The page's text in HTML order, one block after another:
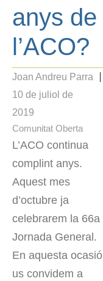
anys de
l’ACO?
Joan Andreu Parra
10 de juliol de
2019
Comunitat Oberta
L’ACO continua
complint anys.
Aquest mes
d’octubre ja
celebrarem la 66a
Jornada General.
En aquesta ocasió
us convidem a